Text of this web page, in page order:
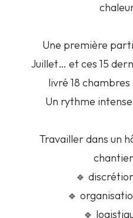
Une première
Juillet… et ces 15
livré 18
Un rythme
Travailler dans un
🔹
🔹
🔹